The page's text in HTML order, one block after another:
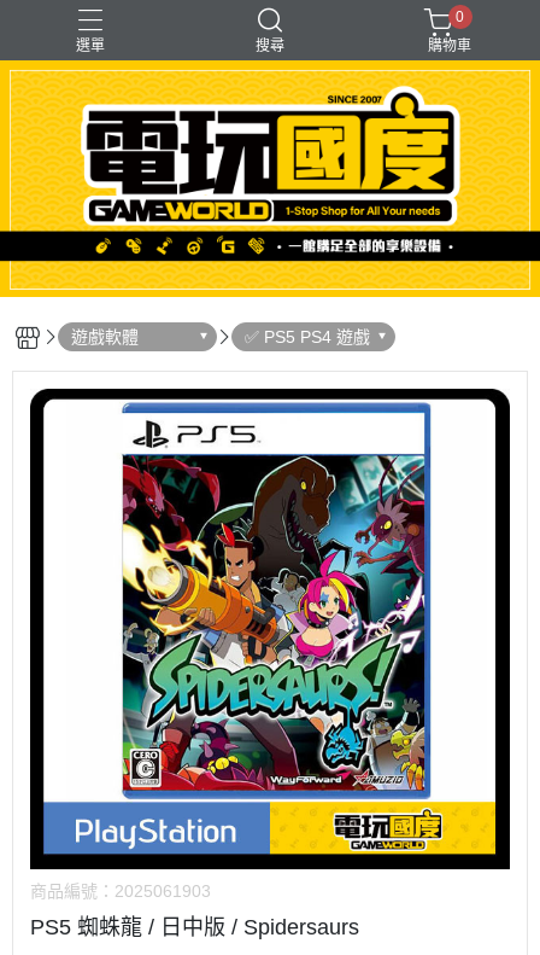
選單 搜尋
「遊戲」多人同樂 【PS＋PC用】賽模
〖直驅式〗基座
F1形式
支架【可收折】
0
購物車
遊戲軟體 ✅ PS5 PS4 遊戲
商品編號： 2025061903
PS5 蜘蛛龍 / 日中版 / Spidersaurs